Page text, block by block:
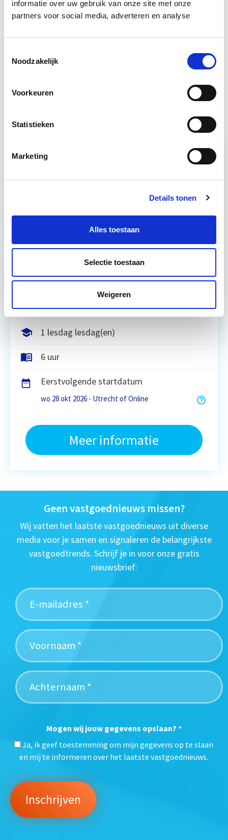
informatie over uw gebruik van onze site met onze
partners voor social media, adverteren en analyse
Noodzakelijk
Voorkeuren
Statistieken
Marketing
Details tonen
Alles toestaan
Selectie toestaan
Weigeren
Business Case voor Vastgoed- &
Start do
Vastgoedbeheer Start wo 9 sep
Projectleider Vastgoed Start di 22 sep
uitvoering, niet in het maken van plannen.
Verhoogde klanttevredenheid en
Utrecht
1 lesdag lesdag(en)
6 uur
Eerstvolgende startdatum
wo 28 okt 2026 - Utrecht of Online
Meer informatie
Geen vastgoednieuws missen?
Wij vatten het laatste vastgoednieuws uit diverse
media voor je samen en signaleren de belangrijkste
vastgoedtrends. Schrijf je in voor onze gratis
nieuwsbrief:
Mogen wij jouw gegevens opslaan? *
Ja, ik geef toestemming om mijn gegevens op te slaan
en mij te informeren over het laatste vastgoednieuws.